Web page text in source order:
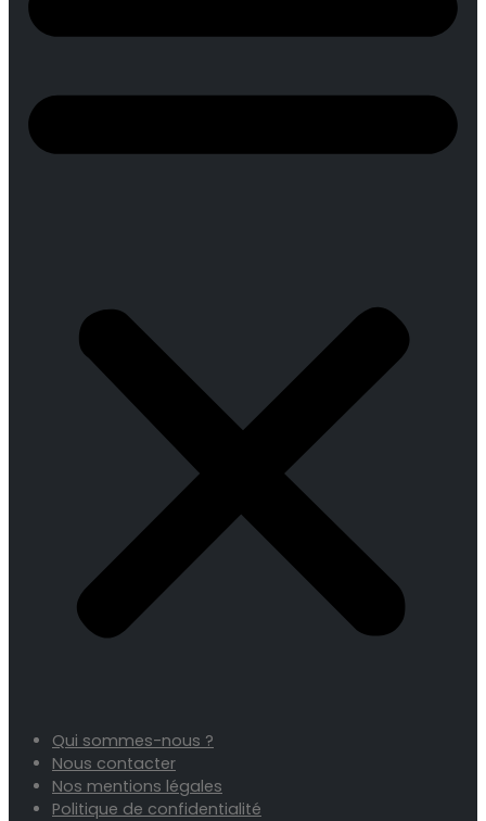
Qui sommes-nous ?
Nous contacter
Nos mentions légales
Politique de confidentialité